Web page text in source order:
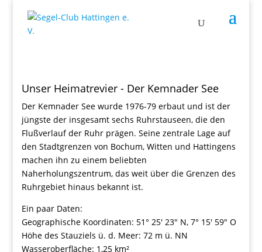
Unser Heimatrevier - Der Kemnader See
Der Kemnader See wurde 1976-79 erbaut und ist der
jüngste der insgesamt sechs Ruhrstauseen, die den
Flußverlauf der Ruhr prägen. Seine zentrale Lage auf
den Stadtgrenzen von Bochum, Witten und Hattingens
machen ihn zu einem beliebten
Naherholungszentrum, das weit über die Grenzen des
Ruhrgebiet hinaus bekannt ist.
Ein paar Daten:
Geographische Koordinaten: 51° 25′ 23″ N, 7° 15′ 59″ O
Höhe des Stauziels ü. d. Meer: 72 m ü. NN
Wasseroberfläche: 1,25 km²